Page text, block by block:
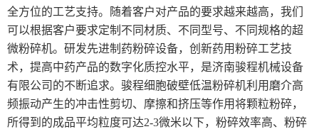
全方位的工艺支持。随着客户对产品的要求越来越高，我们
可以根据客户要求定制不同材质、不同型号、不同规格的超
微粉碎机。研发先进制药粉碎设备，创新药用粉碎工艺技
术，提高中药产品的数字化质控水平，是济南骏程机械设备
有限公司的不断追求。骏程细胞破壁低温粉碎机利用磨介高
频振动产生的冲击性剪切、摩擦和挤压等作用将颗粒粉碎，
所得到的成品平均粒度可达2-3微米以下，粉碎效率高、粉碎